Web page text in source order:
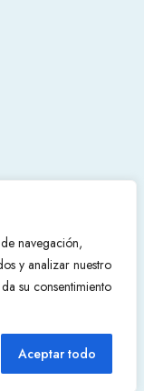
navegación,
y analizar nuestro
su consentimiento
Aceptar todo